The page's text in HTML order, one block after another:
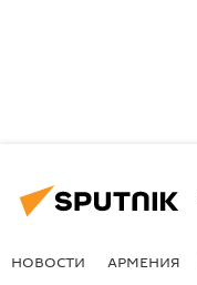
НОВОСТИ АРМЕНИЯ